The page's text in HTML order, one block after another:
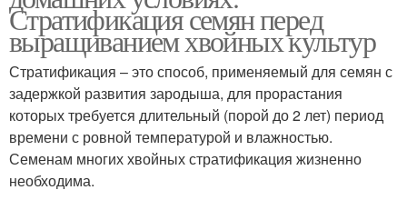
Стратификация семян перед
выращиванием хвойных культур
Стратификация – это способ, применяемый для семян с
задержкой развития зародыша, для прорастания
которых требуется длительный (порой до 2 лет) период
времени с ровной температурой и влажностью.
Семенам многих хвойных стратификация жизненно
необходима.